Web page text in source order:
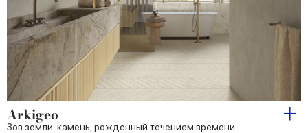
Arkigeo
Зов земли: камень, рожденный течением времени.